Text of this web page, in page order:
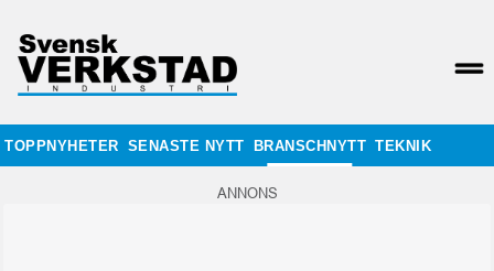
TOPPNYHETER SENASTE NYTT BRANSCHNYTT TEKNIK
ANNONS